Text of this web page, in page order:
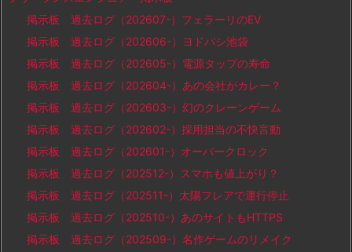
掲示板 過去ログ（202607-）フェラーリのEV
掲示板 過去ログ（202606-）ヨドバシ池袋
掲示板 過去ログ（202605-）電源タップの寿命
掲示板 過去ログ（202604-）あの会社がカレー？
掲示板 過去ログ（202603-）幻のクレーンゲーム
掲示板 過去ログ（202602-）採用担当の不快言動
掲示板 過去ログ（202601-）オーバークロック
掲示板 過去ログ（202512-）スマホも値上がり？
掲示板 過去ログ（202511-）太陽フレアで運行停止
掲示板 過去ログ（202510-）あのサイトもHTTPS
掲示板 過去ログ（202509-）名作ゲームのリメイク